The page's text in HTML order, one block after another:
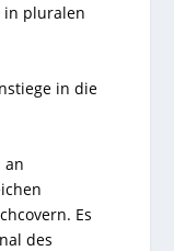
in pluralen
in die
an
Es
des